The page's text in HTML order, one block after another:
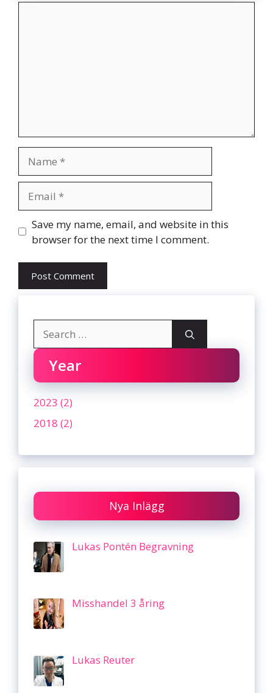
Website
Save my name, email, and website in this
browser for the next time I comment.
for:
Year
2023 (2)
2018 (2)
Nya Inlägg
Lukas Pontén Begravning
Misshandel 3 åring
Lukas Reuter